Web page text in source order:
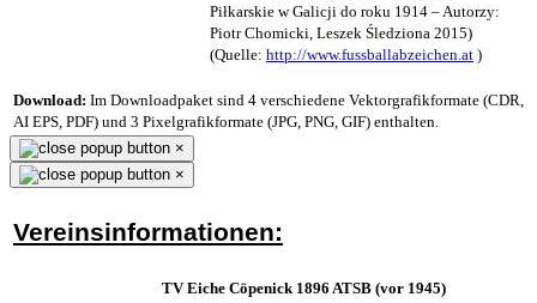
Piłkarskie w Galicji do roku 1914 – Autorzy:
Piotr Chomicki, Leszek Śledziona 2015)
(Quelle: http://www.fussballabzeichen.at )
Download: Im Downloadpaket sind 4 verschiedene Vektorgrafikformate (CDR,
AI EPS, PDF) und 3 Pixelgrafikformate (JPG, PNG, GIF) enthalten.
×
×
Vereinsinformationen:
TV Eiche Cöpenick 1896 ATSB (vor 1945)